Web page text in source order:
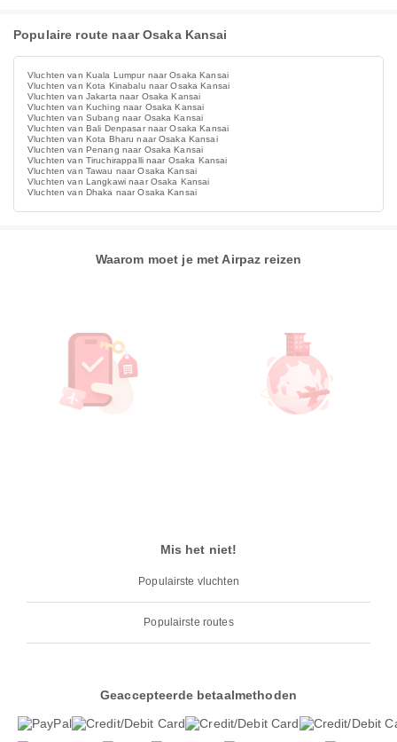
Populaire route naar Osaka Kansai
Vluchten van Kuala Lumpur naar Osaka Kansai
Vluchten van Kota Kinabalu naar Osaka Kansai
Vluchten van Jakarta naar Osaka Kansai
Vluchten van Kuching naar Osaka Kansai
Vluchten van Subang naar Osaka Kansai
Vluchten van Bali Denpasar naar Osaka Kansai
Vluchten van Kota Bharu naar Osaka Kansai
Vluchten van Penang naar Osaka Kansai
Vluchten van Tiruchirappalli naar Osaka Kansai
Vluchten van Tawau naar Osaka Kansai
Vluchten van Langkawi naar Osaka Kansai
Vluchten van Dhaka naar Osaka Kansai
Waarom moet je met Airpaz reizen
Mis het niet!
Populairste vluchten
Populairste routes
Geaccepteerde betaalmethoden